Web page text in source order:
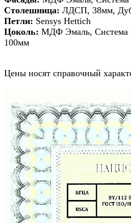
Столешница: ЛДСП, 38мм,
Петли: Sensys Hettich
Цоколь: МДФ Эмаль, Система
100мм
Цены носят справочный